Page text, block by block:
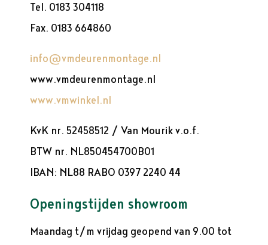
Tel. 0183 304118
Fax. 0183 664860
info@vmdeurenmontage.nl
www.vmdeurenmontage.nl
www.vmwinkel.nl
KvK nr. 52458512 / Van Mourik v.o.f.
BTW nr. NL850454700B01
IBAN: NL88 RABO 0397 2240 44
Openingstijden showroom
Maandag t/m vrijdag geopend van 9.00 tot